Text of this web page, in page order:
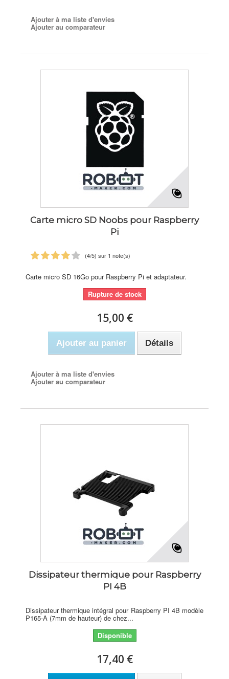
Ajouter à ma liste d'envies
Ajouter au comparateur
Carte micro SD Noobs pour Raspberry
Pi
(4/5) sur 1 note(s)
Carte micro SD 16Go pour Raspberry Pi et adaptateur.
Rupture de stock
15,00 €
Ajouter au panier Détails
Ajouter à ma liste d'envies
Ajouter au comparateur
Dissipateur thermique pour Raspberry
PI 4B
Dissipateur thermique intégral pour Raspberry PI 4B modèle
P165-A (7mm de hauteur) de chez...
Disponible
17,40 €